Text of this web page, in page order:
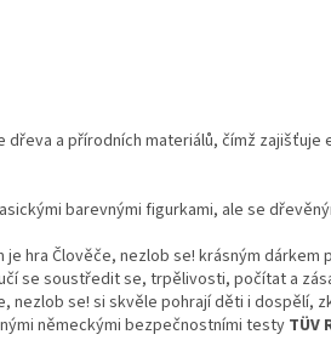
dřeva a přírodních materiálů, čímž
barevnými figurkami, ale se
hra Člověče, nezlob se! krásným dárkem
se soustředit se, trpělivosti, počítat a
nezlob se! si skvěle pohrají děti i dospělí,
německými bezpečnostními testyTÜV